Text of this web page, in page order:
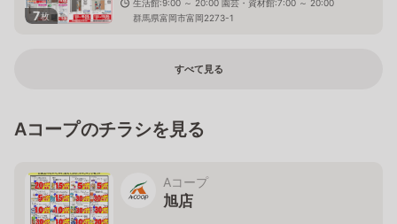
7枚
生活館:9:00 ～ 20:00 園芸・資材館:7:00 ～ 20:00
群馬県富岡市富岡2273-1
すべて見る
Aコープのチラシを見る
Aコープ
旭店